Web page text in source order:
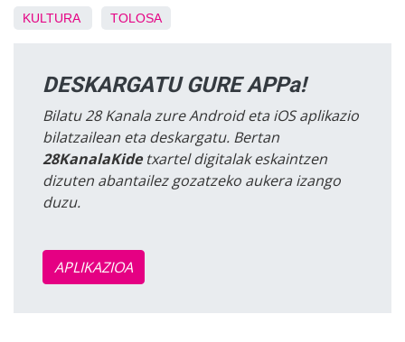
KULTURA TOLOSA
DESKARGATU GURE APPa!
Bilatu 28 Kanala zure Android eta iOS aplikazio
bilatzailean eta deskargatu. Bertan
28KanalaKidetxartel digitalak eskaintzen
dizuten abantailez gozatzeko aukera izango
duzu.
APLIKAZIOA